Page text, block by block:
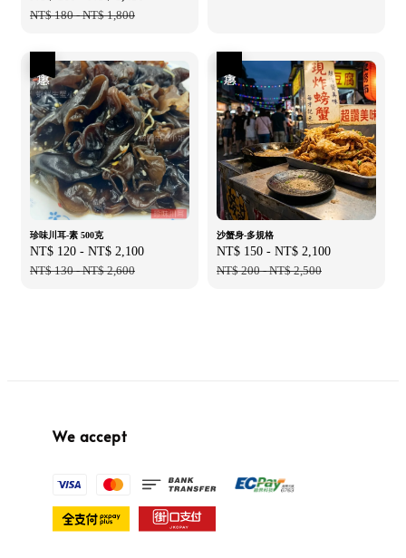
price
NT$ 180-NT$ 1,800
珍味川耳-素 500克
Sale
price
NT$ 120 - NT$ 2,100
NT$ 130-NT$ 2,600
沙蟹身-多規格
Sale
price
NT$ 150 - NT$ 2,100
NT$ 200-NT$ 2,500
We accept